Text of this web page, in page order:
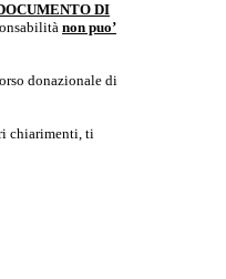
DI
non puo’
donazionale di
chiarimenti, ti